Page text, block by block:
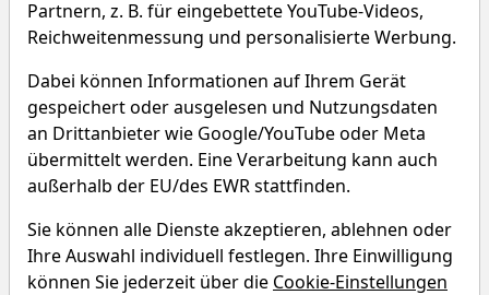
Aktie
Watchlist APD WKN 854912
Air Products & Chemicals
Renditedreieck
Partnern, z. B. für eingebettete YouTube-Videos,
Reichweitenmessung und personalisierte Werbung.
Dabei können Informationen auf Ihrem Gerät
gespeichert oder ausgelesen und Nutzungsdaten
an Drittanbieter wie Google/YouTube oder Meta
übermittelt werden. Eine Verarbeitung kann auch
außerhalb der EU/des EWR stattfinden.
Sie können alle Dienste akzeptieren, ablehnen oder
Ihre Auswahl individuell festlegen. Ihre Einwilligung
können Sie jederzeit über die Cookie-Einstellungen